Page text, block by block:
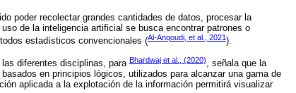
poder recolectar grandes cantidades de datos, procesar la
de la inteligencia artificial se busca encontrar patrones o
estadísticos convencionales (Al-Anqoudi, et al., 2021 ).
diferentes disciplinas, para Bhardwaj et al., (2020), señala que la
en principios lógicos, utilizados para alcanzar una gama de
aplicada a la explotación de la información permitirá visualizar